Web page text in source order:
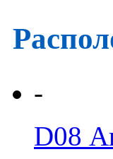
-
D08